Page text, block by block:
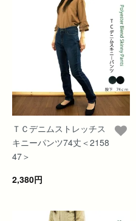
ＴＣデニムストレッチス
キニーパンツ74丈＜2158
47＞
2,380円